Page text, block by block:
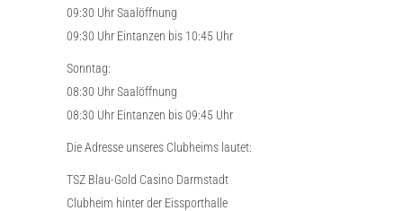
09:30 Uhr Saalöffnung
09:30 Uhr Eintanzen bis 10:45 Uhr
Sonntag:
08:30 Uhr Saalöffnung
08:30 Uhr Eintanzen bis 09:45 Uhr
Die Adresse unseres Clubheims lautet:
TSZ Blau-Gold Casino Darmstadt
Clubheim hinter der Eissporthalle